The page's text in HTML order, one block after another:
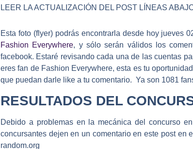
LEER LA ACTUALIZACIÓN DEL POST LÍNEAS
Esta foto (flyer) podrás encontrarla desde hoy jueves
Fashion Everywhere, ysólo serán válidos los
facebook. Estaré revisando cada una de las cuentas
eres fan de Fashion Everywhere, esta es tu
que puedan darle like a tu comentario. Ya son 1081
RESULTADOS DEL
Debido a problemas en la mecánica del concurso
concursantes dejen en un comentario en este post
random.org